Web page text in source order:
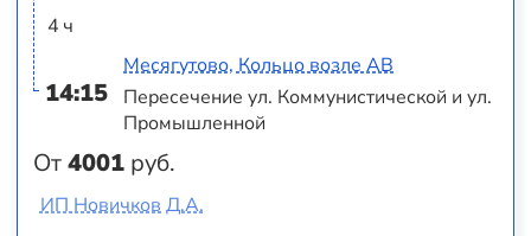
4 ч
14:15
От4001 руб.
Месягутово, Кольцо возле АВ
Пересечение ул. Коммунистической и ул.
Промышленной
ИП Новичков Д.А.